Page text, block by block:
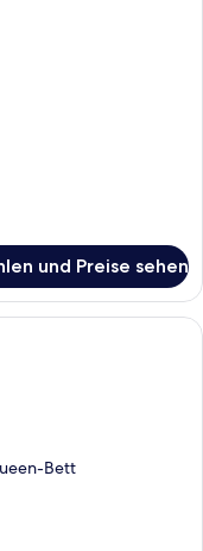
und Preise sehen
Wohnzimmer mit
Bett